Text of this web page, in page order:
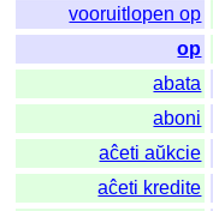
vooruitlopen op
op
abata
aboni
aĉeti aŭkcie
aĉeti kredite